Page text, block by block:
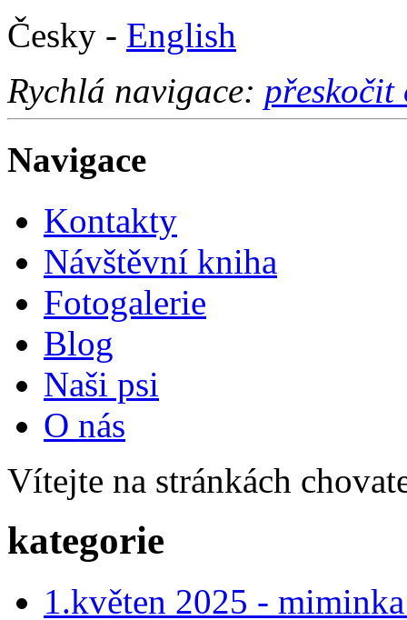
Česky - English
Rychlá navigace: přeskočit
Navigace
Kontakty
Návštěvní kniha
Fotogalerie
Blog
Naši psi
O nás
Vítejte na stránkách
kategorie
1.květen 2025 -